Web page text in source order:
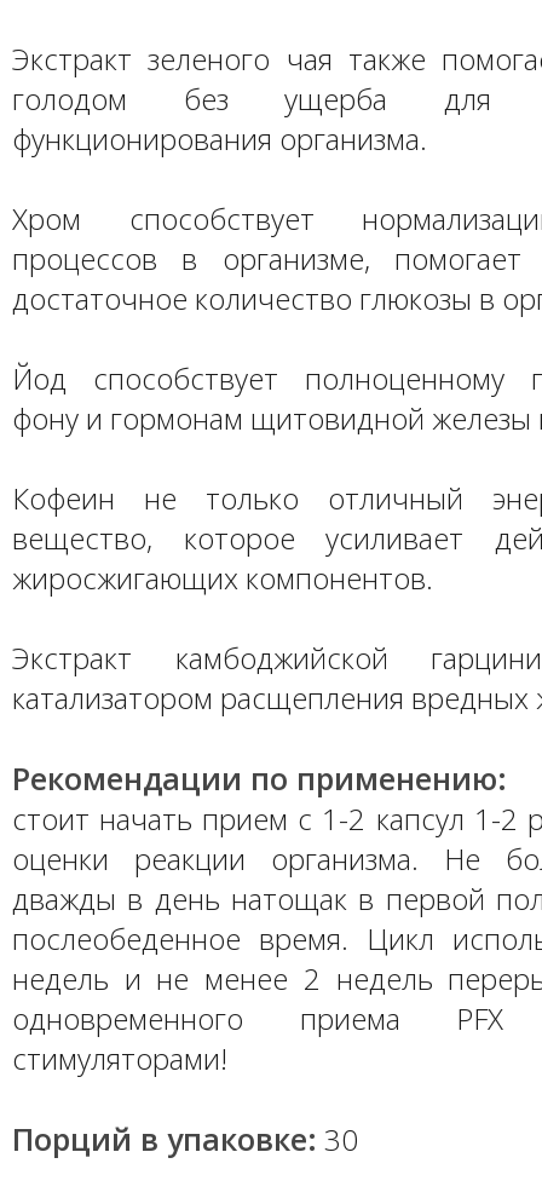
Экстракт зеленого чая также
голодом без ущерба для
функционирования организма.
Хром способствует
процессов в организме, помогает
достаточное количество глюкозы в
Йод способствует полноценному
фону и гормонам щитовидной железы
Кофеин не только отличный
вещество, которое усиливает
жиросжигающих компонентов.
Экстракт камбоджийской
катализатором расщепления
Рекомендации по применению:
стоит начать прием с 1-2 капсул 1-2
оценки реакции организма. Не
дважды в день натощак в первой
послеобеденное время. Цикл
недель и не менее 2 недель
одновременного приема
стимуляторами!
Порций в упаковке: 30